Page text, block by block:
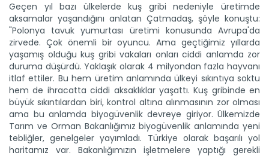
Geçen yıl bazı ülkelerde kuş gribi nedeniyle üretimde
aksamalar yaşandığını anlatan Çatmadaş, şöyle konuştu:
"Polonya tavuk yumurtası üretimi konusunda Avrupa'da
zirvede. Çok önemli bir oyuncu. Ama geçtiğimiz yıllarda
yaşamış olduğu kuş gribi vakaları onları ciddi anlamda zor
duruma düşürdü. Yaklaşık olarak 4 milyondan fazla hayvanı
itlaf ettiler. Bu hem üretim anlamında ülkeyi sıkıntıya soktu
hem de ihracatta ciddi aksaklıklar yaşattı. Kuş gribinde en
büyük sıkıntılardan biri, kontrol altına alınmasının zor olması
ama bu anlamda biyogüvenlik devreye giriyor. Ülkemizde
Tarım ve Orman Bakanlığımız biyogüvenlik anlamında yeni
tebliğler, genelgeler yayımladı. Türkiye olarak başarılı yol
haritamız var. Bakanlığımızın işletmelere yaptığı gerekli
Batı Akdeniz'in yaş meyve ve...